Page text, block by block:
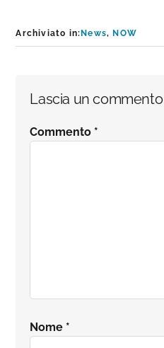
Archiviato in: News, NOW
Interazioni
del
Lascia un commento
Commento *
Nome *